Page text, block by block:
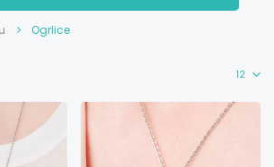
Ogrlice